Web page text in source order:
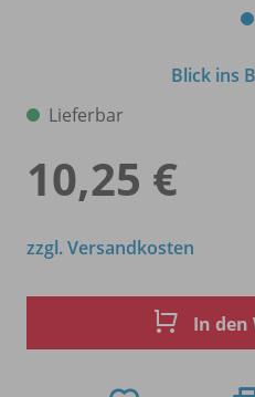
Blick ins
Lieferbar
10,25 €
zzgl. Versandkosten
In den